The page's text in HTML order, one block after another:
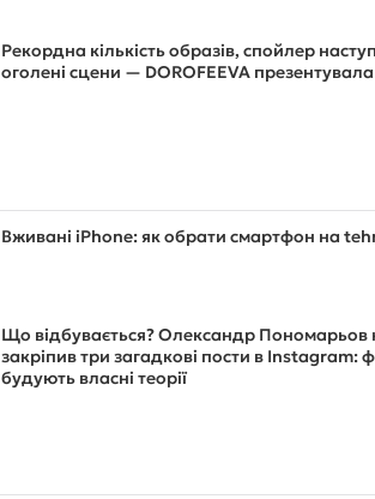
Рекордна кількість образів, спойлер
оголені сцени — DOROFEEVA презентувала
Вживані iPhone: як обрати смартфон на
Що відбувається? Олександр Пономарьов
закріпив три загадкові пости в Instagram:
будують власні теорії